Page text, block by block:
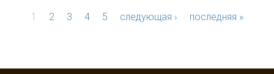
1 2 3 4 5 следующая › последняя »